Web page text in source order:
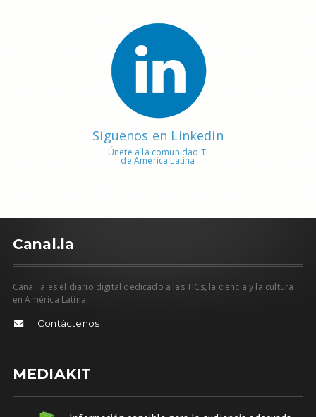
Síguenos en Linkedin
Únete a la comunidad TI
de América Latina
Canal.la
Canal.la es el diario digital dedicado a las TICs, la ciencia y la cultura
en América Latina.
Contáctenos
MEDIAKIT